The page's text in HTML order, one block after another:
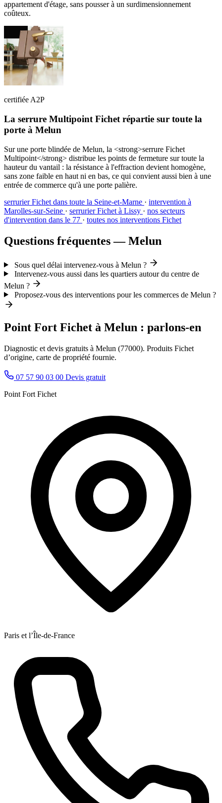
appartement d'étage, sans pousser à un surdimensionnement
coûteux.
certifiée A2P
La serrure Multipoint Fichet répartie sur toute la
porte à Melun
Sur une porte blindée de Melun, la <strong>serrure Fichet
Multipoint</strong> distribue les points de fermeture sur toute la
hauteur du vantail : la résistance à l'effraction devient homogène,
sans zone faible en haut ni en bas, ce qui convient aussi bien à une
entrée de commerce qu'à une porte palière.
serrurier Fichet dans toute la Seine-et-Marne · intervention à
Marolles-sur-Seine · serrurier Fichet à Lissy · nos secteurs
d'intervention dans le 77 · toutes nos interventions Fichet
Questions fréquentes — Melun
Sous quel délai intervenez-vous à Melun ?
Intervenez-vous aussi dans les quartiers autour du centre de
Melun ?
Proposez-vous des interventions pour les commerces de Melun ?
Point Fort Fichet à Melun : parlons-en
Diagnostic et devis gratuits à Melun (77000). Produits Fichet
d’origine, carte de propriété fournie.
07 57 90 03 00 Devis gratuit
Point Fort Fichet
Paris et l’Île-de-France